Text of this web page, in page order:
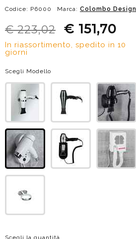
Codice: P6000 Marca: Colombo Design
€ 223,02 € 151,70
In riassortimento, spedito in 10
giorni
Scegli Modello
Scegli la quantità